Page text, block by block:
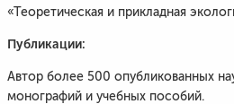
«Теоретическая и прикладная
Публикации:
Автор более 500 опубликованных
монографий и учебных пособий.